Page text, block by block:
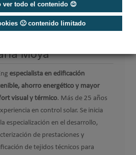
ver todo el contenido 😊
🙁 contenido limitado
Moya
Moya
especialista en edificación
ahorro energético y mayor
visual y térmico. Más de 25 años
en control solar. Se inicia
especialización en el desarrollo,
de prestaciones y
de tejidos técnicos para